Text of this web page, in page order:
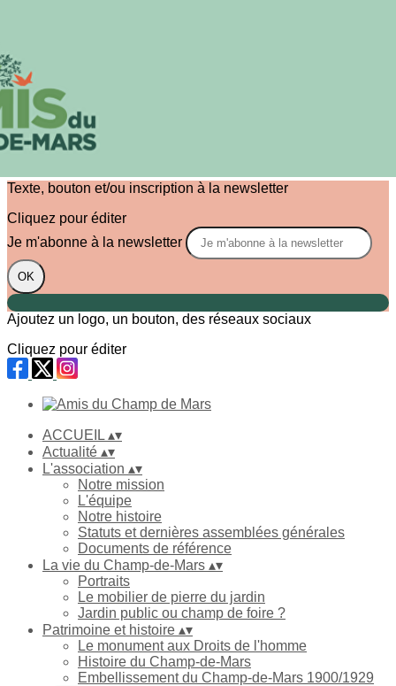
Menu
Images de la page d'accueil
Texte, bouton et/ou inscription à la newsletter
Cliquez pour éditer
Je m'abonne à la newsletter
OK
Ajoutez un logo, un bouton, des réseaux sociaux
Cliquez pour éditer
ACCUEIL ▴▾
Actualité ▴▾
L'association ▴▾
Notre mission
L'équipe
Notre histoire
Statuts et dernières assemblées générales
Documents de référence
La vie du Champ-de-Mars ▴▾
Portraits
Le mobilier de pierre du jardin
Jardin public ou champ de foire ?
Patrimoine et histoire ▴▾
Le monument aux Droits de l'homme
Histoire du Champ-de-Mars
Embellissement du Champ-de-Mars 1900/1929